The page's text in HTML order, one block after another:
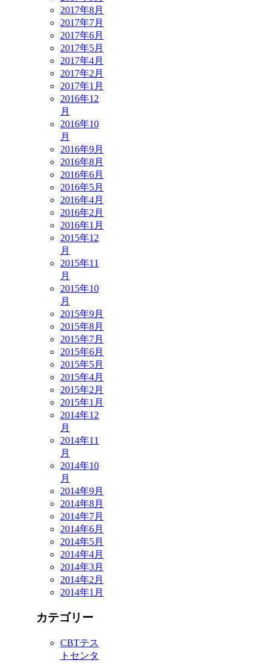
2017年8月
2017年7月
2017年6月
2017年5月
2017年4月
2017年2月
2017年1月
2016年12
月
2016年10
月
2016年9月
2016年8月
2016年6月
2016年5月
2016年4月
2016年2月
2016年1月
2015年12
月
2015年11
月
2015年10
月
2015年9月
2015年8月
2015年7月
2015年6月
2015年5月
2015年4月
2015年2月
2015年1月
2014年12
月
2014年11
月
2014年10
月
2014年9月
2014年8月
2014年7月
2014年6月
2014年5月
2014年4月
2014年3月
2014年2月
2014年1月
カテゴリー
CBTテス
トセンタ